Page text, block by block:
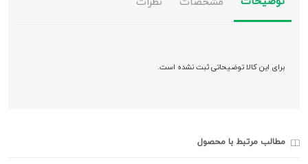
برای این کالا توضیحاتی ثبت نشده است.
مطالب مرتبط با محصول